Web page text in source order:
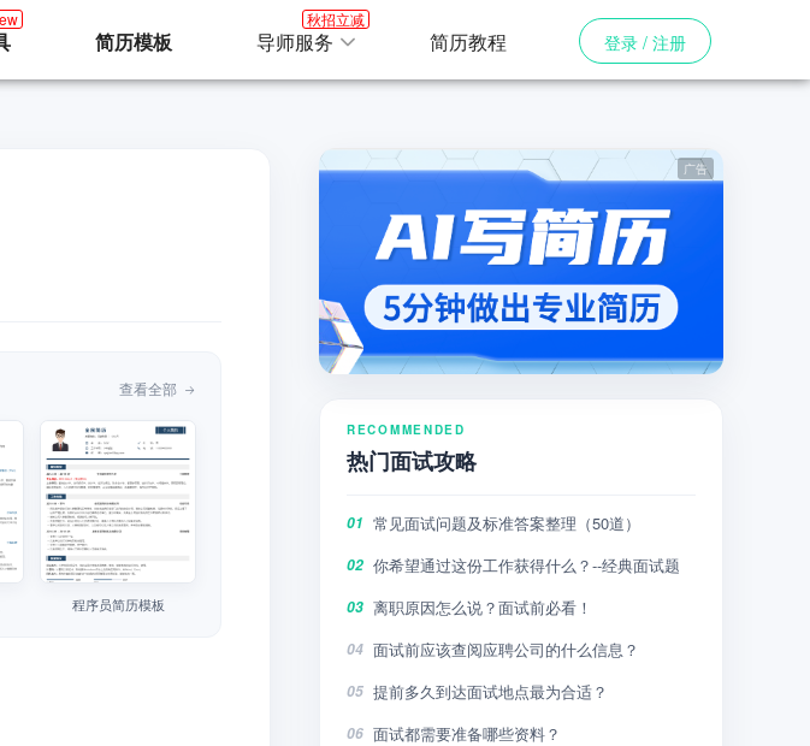
简历模板 导师服务
秋招立减
简历教程 登录 / 注册
查看全部
程序员简历模板
RECOMMENDED
热门面试攻略
01 常见面试问题及标准答案整理（50道）
02 你希望通过这份工作获得什么？--经典面试题
03 离职原因怎么说？面试前必看！
04 面试前应该查阅应聘公司的什么信息？
05 提前多久到达面试地点最为合适？
06 面试都需要准备哪些资料？